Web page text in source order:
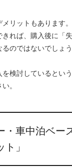
リットもあります
れば、購入後に「
のではないでしょう
検討しているとい
。
・車中泊ベー
」